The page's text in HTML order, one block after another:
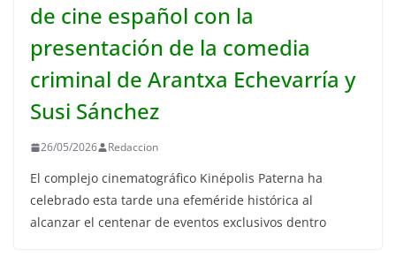
de cine español con la
presentación de la comedia
criminal de Arantxa Echevarría y
Susi Sánchez
26/05/2026 Redaccion
El complejo cinematográfico Kinépolis Paterna ha
celebrado esta tarde una efeméride histórica al
alcanzar el centenar de eventos exclusivos dentro